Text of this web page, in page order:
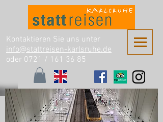
Kontaktieren Sie uns unter
info@stattreisen-karlsruhe.de
oder 0721 / 161 36 85